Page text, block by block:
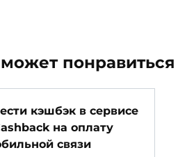
понравиться
кэшбэк в сервисе
на оплату
связи